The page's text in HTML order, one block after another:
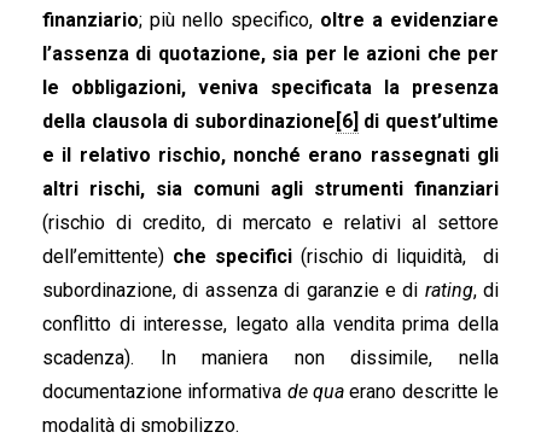
finanziario; più nello specifico, oltre a evidenziare
l’assenza di quotazione, sia per le azioni che per
le obbligazioni, veniva specificata la presenza
della clausola di subordinazione [6] di quest’ultime
e il relativo rischio, nonché erano rassegnati gli
altri rischi, sia comuni agli strumenti finanziari
(rischio di credito, di mercato e relativi al settore
dell’emittente) che specifici (rischio di liquidità, di
subordinazione, di assenza di garanzie e di rating, di
conflitto di interesse, legato alla vendita prima della
scadenza). In maniera non dissimile, nella
documentazione informativa de qua erano descritte le
modalità di smobilizzo.